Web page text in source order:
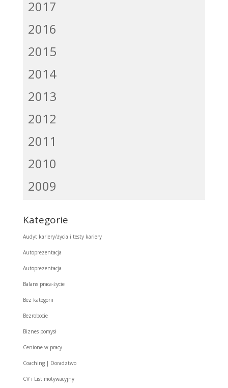
2017
2016
2015
2014
2013
2012
2011
2010
2009
Kategorie
Audyt kariery/życia i testy kariery
Autoprezentacja
Autoprezentacja
Balans praca-życie
Bez kategorii
Bezrobocie
Biznes pomysł
Cenione w pracy
Coaching | Doradztwo
CV i List motywacyjny